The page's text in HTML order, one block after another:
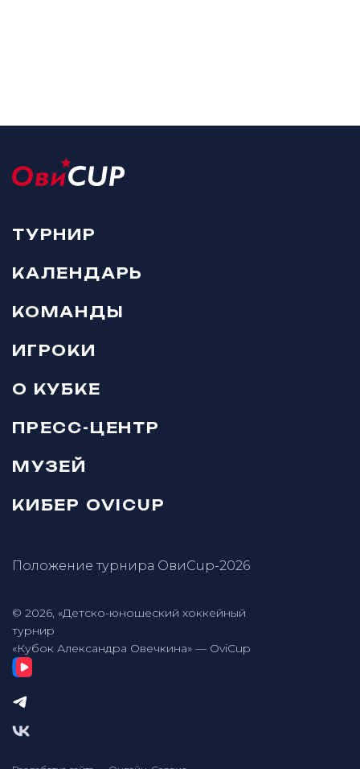
ТУРНИР
КАЛЕНДАРЬ
КОМАНДЫ
ИГРОКИ
О КУБКЕ
ПРЕСС-ЦЕНТР
МУЗЕЙ
КИБЕР OVICUP
Положение турнира ОвиCup-2026
© 2026, «Детско-юношеский хоккейный
турнир
«Кубок Александра Овечкина» — OviCup